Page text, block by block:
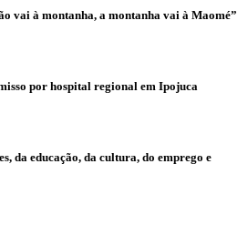
vai à montanha, a montanha vai à Maomé”
por hospital regional em Ipojuca
da educação, da cultura, do emprego e